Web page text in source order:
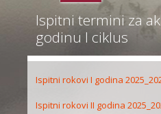
Ispitni termini za
godinu I ciklus
Ispitni rokovi I godina
Ispitni rokovi II godina